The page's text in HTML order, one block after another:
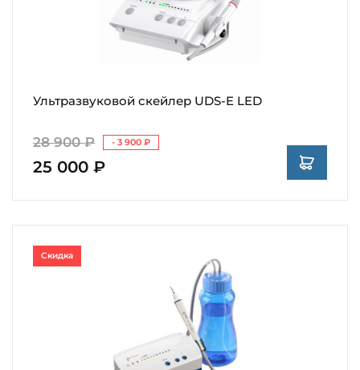
Ультразвуковой скейлер UDS-E LED
28 900 ₽ - 3 900 ₽
25 000 ₽
Скидка